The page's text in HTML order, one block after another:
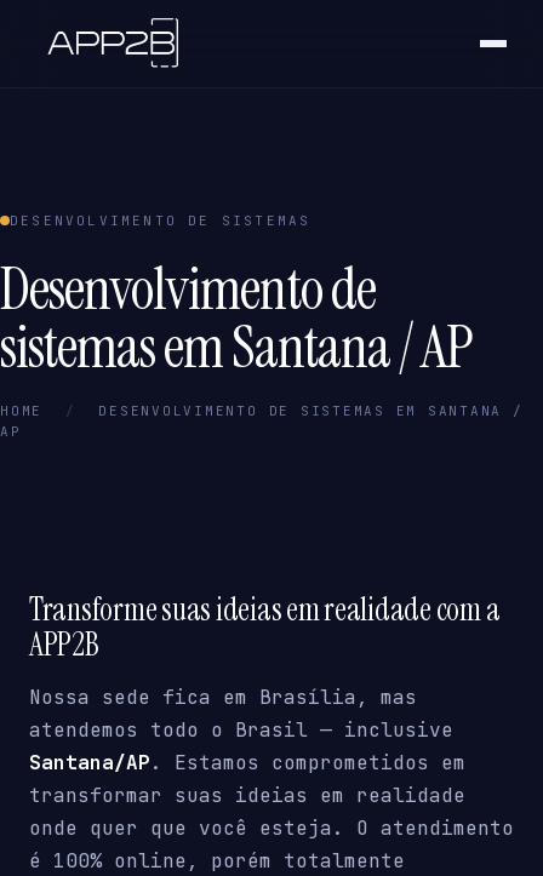
DESENVOLVIMENTO DE SISTEMAS
Desenvolvimento de
sistemas em Santana / AP
HOME /
DESENVOLVIMENTO DE SISTEMAS EM SANTANA /
AP
Transforme suas ideias em realidade com a
APP2B
Nossa sede fica em Brasília, mas
atendemos todo o Brasil — inclusive
Santana/AP. Estamos comprometidos em
transformar suas ideias em realidade
onde quer que você esteja. O atendimento
é 100% online, porém totalmente